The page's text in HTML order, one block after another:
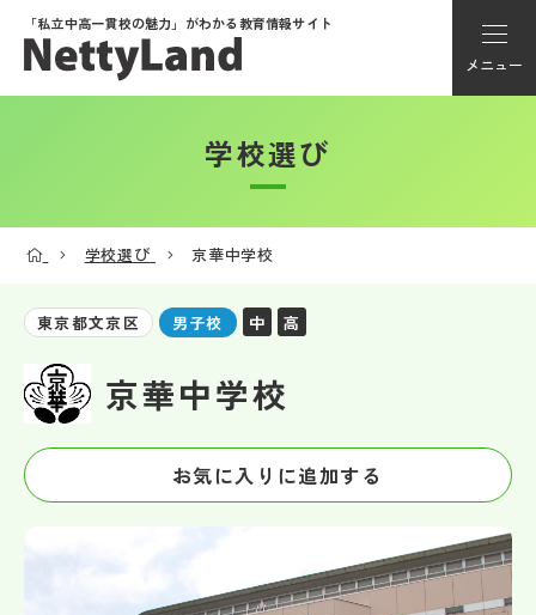
「私立中高一貫校の魅力」がわかる教育情報サイト
メニュー
アカウント登録
学校動画
私学探検隊
学校選び
学校選び 京華中学校
東京都文京区 男子校 中 高
京華中学校
お気に入りに追加する